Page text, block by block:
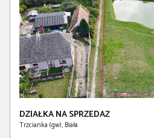
DZIAŁKA NA SPRZEDAŻ
Trzcianka (gw), Biała